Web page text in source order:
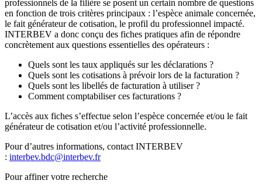
professionnels de la filière se posent un certain nombre de questions
en fonction de trois critères principaux : l’espèce animale concernée,
le fait générateur de cotisation, le profil du professionnel impacté.
INTERBEV a donc conçu des fiches pratiques afin de répondre
concrètement aux questions essentielles des opérateurs :
Quels sont les taux appliqués sur les déclarations ?
Quels sont les cotisations à prévoir lors de la facturation ?
Quels sont les libellés de facturation à utiliser ?
Comment comptabiliser ces facturations ?
L’accès aux fiches s’effectue selon l’espèce concernée et/ou le fait
générateur de cotisation et/ou l’activité professionnelle.
Pour d’autres informations, contact INTERBEV
: interbev.bdc@interbev.fr
Pour affiner votre recherche